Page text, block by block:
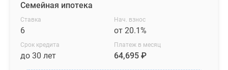
Семейная ипотека
Ставка
6
Нач. взнос
от 20.1%
Срок кредита
до 30 лет
Платеж в месяц
64,695 ₽